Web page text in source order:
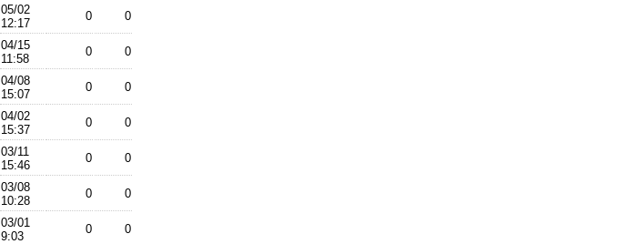
05/02
12:17
0 0
04/15
11:58
0 0
04/08
15:07
0 0
04/02
15:37
0 0
03/11
15:46
0 0
03/08
10:28
0 0
03/01
9:03
0 0